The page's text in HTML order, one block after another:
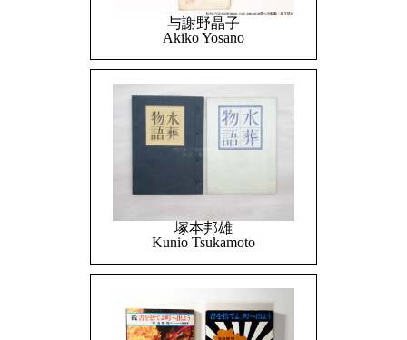
与謝野晶子
Akiko Yosano
塚本邦雄
Kunio Tsukamoto